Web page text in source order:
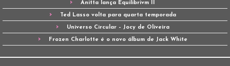
Anitta lança Equilibrivm II
Ted Lasso volta para quarta temporada
Universo Circular – Jocy de Oliveira
Frozen Charlotte é o novo álbum de Jack White